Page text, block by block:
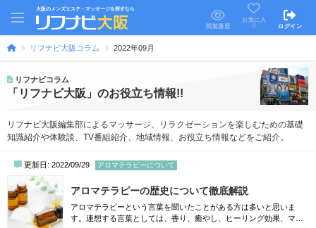
大阪のメンズエステ・マッサージを探すなら
閲覧履歴
お気に入
り
ログイン
リフナビ大阪コラム 2022年09月
リフナビコラム
「リフナビ大阪」のお役立ち情報!!
リフナビ大阪編集部によるマッサージ、リラクゼーションを楽しむための基礎
知識紹介や体験談、TV番組紹介、地域情報、お役立ち情報などをご紹介。
更新日: 2022/09/29 アロマテラピーについて
アロマテラピーの歴史について徹底解説
アロマテラピーという言葉を聞いたことがある方は多いと思いま
す。連想する言葉としては、香り、癒やし、ヒーリング効果、マッ